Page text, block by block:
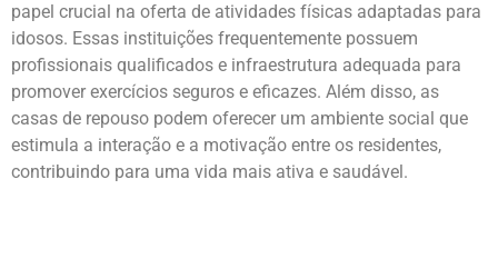
papel crucial na oferta de atividades físicas adaptadas para
idosos. Essas instituições frequentemente possuem
profissionais qualificados e infraestrutura adequada para
promover exercícios seguros e eficazes. Além disso, as
casas de repouso podem oferecer um ambiente social que
estimula a interação e a motivação entre os residentes,
contribuindo para uma vida mais ativa e saudável.